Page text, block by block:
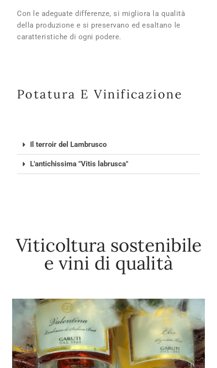
Con le adeguate differenze, si migliora la qualità
della produzione e si preservano ed esaltano le
caratteristiche di ogni podere.
Potatura E Vinificazione
Il terroir del Lambrusco
L'antichissima "Vitis labrusca"
Viticoltura sostenibile
e vini di qualità